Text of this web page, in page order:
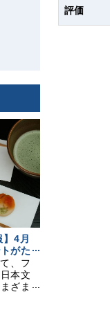
】4月
がた
ク！
、フ
本文
ざま
され
評価